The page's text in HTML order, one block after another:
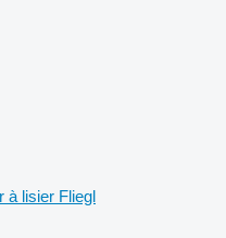
à lisier Fliegl